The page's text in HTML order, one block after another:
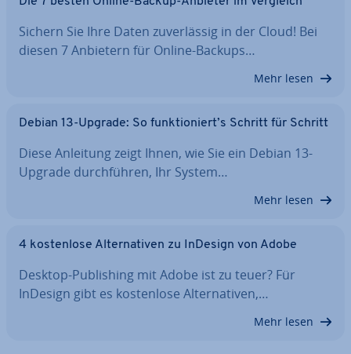
Sichern Sie Ihre Daten zu­ver­läs­sig in der Cloud! Bei
diesen 7 Anbietern für Online-Backups…
Mehr lesen
Debian 13-Upgrade: So funk­tio­niert’s Schritt für Schritt
Diese Anleitung zeigt Ihnen, wie Sie ein Debian 13-
Upgrade durch­füh­ren, Ihr System…
Mehr lesen
4 kos­ten­lo­se Al­ter­na­ti­ven zu InDesign von Adobe
Desktop-Pu­bli­shing mit Adobe ist zu teuer? Für
InDesign gibt es kos­ten­lo­se Al­ter­na­ti­ven,…
Mehr lesen